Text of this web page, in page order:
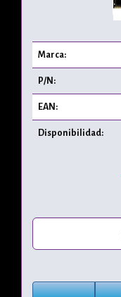
Marca:
P/N:
EAN:
Disponibilidad: